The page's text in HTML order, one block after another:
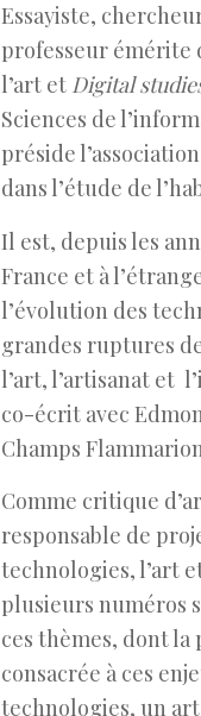
Essayiste,
professeur émérite
l’art et Digital
Sciences de
préside l’association
dans l’étude de
Il est, depuis les
France et à
l’évolution des
grandes ruptures
l’art, l’artisanat et
co-écrit avec
Champs
Comme critique
responsable de
technologies, l’art
plusieurs numéros
ces thèmes, dont
consacrée à ces
technologies, un